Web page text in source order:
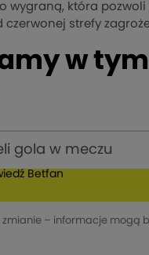
wygraną, która
czerwonej strefy
w tym
gola w meczu
Betfan
zmianie – informacje mogą